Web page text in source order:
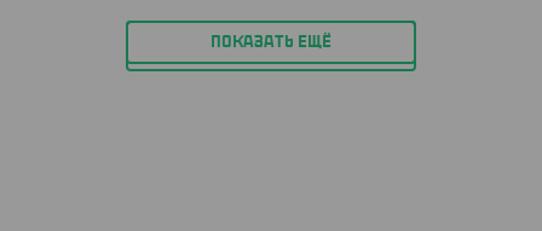
ПОКАЗАТЬ ЕЩЁ